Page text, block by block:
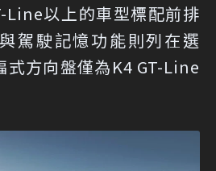
以上的車型標配前排
駕駛記憶功能則列在選
式方向盤僅為K4 GT-Line